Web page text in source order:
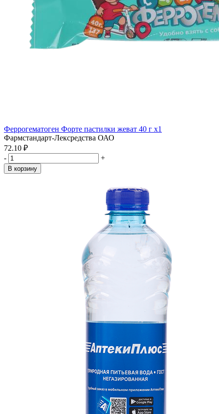
Феррогематоген Форте пастилки жеват 40 г x1
Фармстандарт-Лексредства ОАО
72.10 ₽
-
+
В корзину